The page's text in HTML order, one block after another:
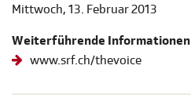
Mittwoch, 13. Februar 2013
Weiterführende Informationen
www.srf.ch/thevoice